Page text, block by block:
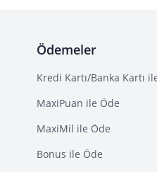
Ödemeler
Kredi Kartı/Banka Kartı
MaxiPuan ile Öde
MaxiMil ile Öde
Bonus ile Öde